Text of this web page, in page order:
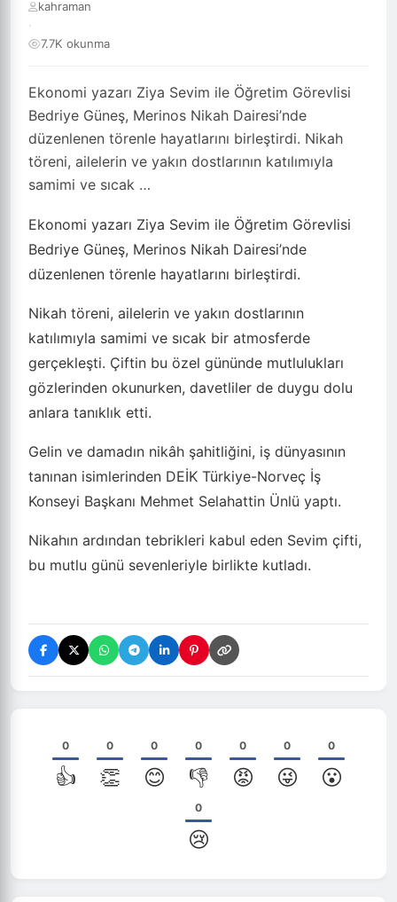
Ekonomi yazarı Ziya Sevim ile Öğretim Görevlisi
Bedriye Güneş, Merinos Nikah Dairesi’nde
düzenlenen törenle hayatlarını birleştirdi. Nikah
töreni, ailelerin ve yakın dostlarının katılımıyla
samimi ve sıcak …
kahraman
·
7.7K okunma
Ekonomi yazarı Ziya Sevim ile Öğretim Görevlisi
Bedriye Güneş, Merinos Nikah Dairesi’nde
düzenlenen törenle hayatlarını birleştirdi.
Nikah töreni, ailelerin ve yakın dostlarının
katılımıyla samimi ve sıcak bir atmosferde
gerçekleşti. Çiftin bu özel gününde mutlulukları
gözlerinden okunurken, davetliler de duygu dolu
anlara tanıklık etti.
Gelin ve damadın nikâh şahitliğini, iş dünyasının
tanınan isimlerinden DEİK Türkiye-Norveç İş
Konseyi Başkanı Mehmet Selahattin Ünlü yaptı.
Nikahın ardından tebrikleri kabul eden Sevim çifti,
bu mutlu günü sevenleriyle birlikte kutladı.
0
👍
0
👏
0
😊
0
👎
0
😡
0
😜
0
😮
0
😢